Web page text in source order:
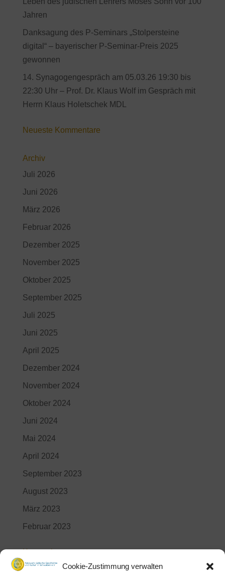
Cookie-Zustimmung verwalten
Jahren
Danksagung des P-Seminars „Stolpersteine
digital“ – bayerischer P-Seminar-Preis 2025
gewonnen
14. Synagogengespräch am 05.03.26 19:30 bis
22:30 Uhr – Prof. Dr. Klaus Wolf im Gespräch mit
Herrn Klaus Holetschek MDL
Neueste Kommentare
Archiv
Juli 2026
Juni 2026
März 2026
Februar 2026
Dezember 2025
November 2025
Oktober 2025
September 2025
Juli 2025
Juni 2025
April 2025
Dezember 2024
November 2024
Oktober 2024
Juni 2024
Mai 2024
April 2024
September 2023
August 2023
März 2023
Februar 2023
Kategorien
Aktuelles